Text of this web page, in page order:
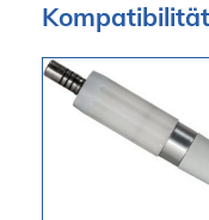
Kompatibilität